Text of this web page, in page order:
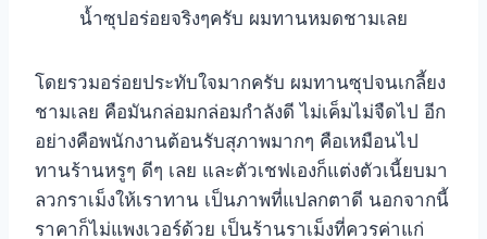
น้ำซุปอร่อยจริงๆครับ ผมทานหมดชามเลย
โดยรวมอร่อยประทับใจมากครับ ผมทานซุปจนเกลี้ยง
ชามเลย คือมันกล่อมกล่อมกำลังดี ไม่เค็มไม่จืดไป อีก
อย่างคือพนักงานต้อนรับสุภาพมากๆ คือเหมือนไป
ทานร้านหรูๆ ดีๆ เลย และตัวเชฟเองก็แต่งตัวเนี้ยบมา
ลวกราเม็งให้เราทาน เป็นภาพที่แปลกตาดี นอกจากนี้
ราคาก็ไม่แพงเวอร์ด้วย เป็นร้านราเม็งที่ควรค่าแก่